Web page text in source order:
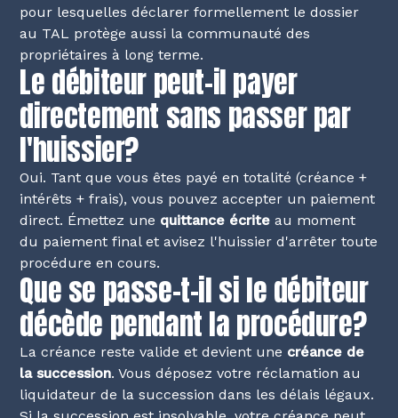
pour lesquelles déclarer formellement le dossier
au TAL protège aussi la communauté des
propriétaires à long terme.
Le débiteur peut-il payer
directement sans passer par
l'huissier?
Oui. Tant que vous êtes payé en totalité (créance +
intérêts + frais), vous pouvez accepter un paiement
direct. Émettez une quittance écrite au moment
du paiement final et avisez l'huissier d'arrêter toute
procédure en cours.
Que se passe-t-il si le débiteur
décède pendant la procédure?
La créance reste valide et devient une créance de
la succession. Vous déposez votre réclamation au
liquidateur de la succession dans les délais légaux.